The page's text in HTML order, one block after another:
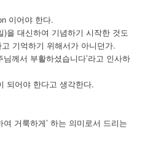
이어야 한다.
)을 대신하여 기념하기 시작한 것도
기억하기 위해서가 아니던가.
께서 부활하셨습니다’라고 인사하
되어야 한다고 생각한다.
거룩하게’ 하는 의미로서 드리는